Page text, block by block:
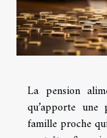
La pension
qu’apporte
famille proche